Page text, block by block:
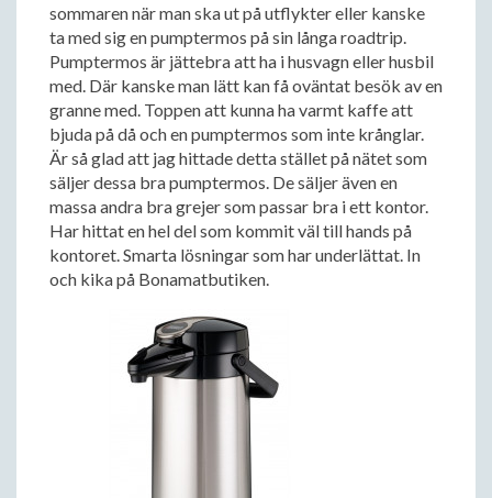
sommaren när man ska ut på utflykter eller kanske
ta med sig en pumptermos på sin långa roadtrip.
Pumptermos är jättebra att ha i husvagn eller husbil
med. Där kanske man lätt kan få oväntat besök av en
granne med. Toppen att kunna ha varmt kaffe att
bjuda på då och en pumptermos som inte krånglar.
Är så glad att jag hittade detta stället på nätet som
säljer dessa bra pumptermos. De säljer även en
massa andra bra grejer som passar bra i ett kontor.
Har hittat en hel del som kommit väl till hands på
kontoret. Smarta lösningar som har underlättat. In
och kika på Bonamatbutiken.